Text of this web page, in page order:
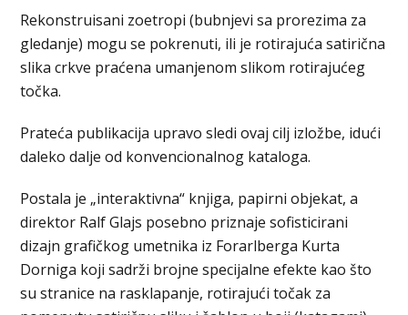
Rekonstruisani zoetropi (bubnjevi sa prorezima za
gledanje) mogu se pokrenuti, ili je rotirajuća satirična
slika crkve praćena umanjenom slikom rotirajućeg
točka.
Prateća publikacija upravo sledi ovaj cilj izložbe, idući
daleko dalje od konvencionalnog kataloga.
Postala je „interaktivna“ knjiga, papirni objekat, a
direktor Ralf Glajs posebno priznaje sofisticirani
dizajn grafičkog umetnika iz Forarlberga Kurta
Dorniga koji sadrži brojne specijalne efekte kao što
su stranice na rasklapanje, rotirajući točak za